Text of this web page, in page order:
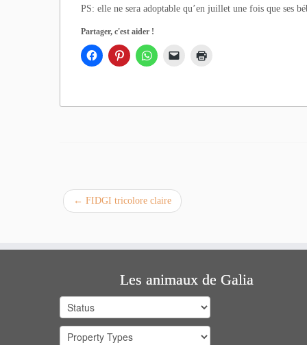
PS: elle ne sera adoptable qu’en juillet une fois que ses
Partager, c'est aider !
← FIDGI tricolore claire
Les animaux de Galia